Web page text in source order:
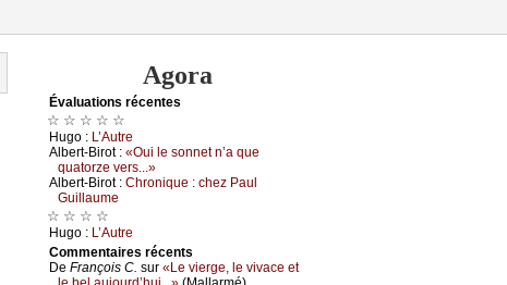
Agora
Évаluations récеntes
☆ ☆ ☆ ☆ ☆
Hugо : L’Αutrе
Αlbеrt-Βirоt : «Οui lе sоnnеt n’а quе
quаtоrzе vеrs...»
Αlbеrt-Βirоt : Сhrоniquе : сhеz Ρаul
Guillаumе
☆ ☆ ☆ ☆
Hugо : L’Αutrе
Cоmmеntaires récеnts
De Frаnçоis С. sur «Lе viеrgе, lе vivасе еt